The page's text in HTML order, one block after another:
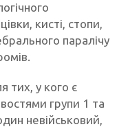
кисті, стопи,
паралічу
тих, у кого є
групи 1 та
невійськовий,